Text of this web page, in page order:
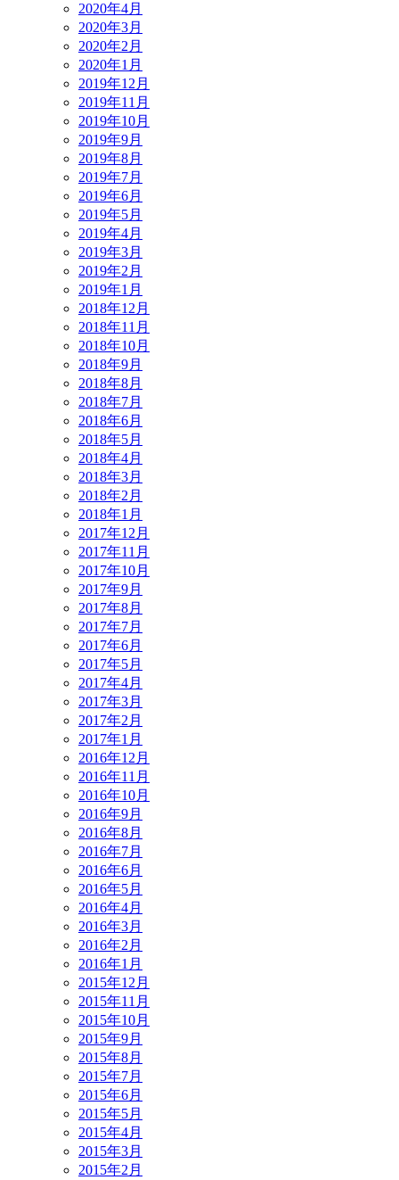
2020年4月
2020年3月
2020年2月
2020年1月
2019年12月
2019年11月
2019年10月
2019年9月
2019年8月
2019年7月
2019年6月
2019年5月
2019年4月
2019年3月
2019年2月
2019年1月
2018年12月
2018年11月
2018年10月
2018年9月
2018年8月
2018年7月
2018年6月
2018年5月
2018年4月
2018年3月
2018年2月
2018年1月
2017年12月
2017年11月
2017年10月
2017年9月
2017年8月
2017年7月
2017年6月
2017年5月
2017年4月
2017年3月
2017年2月
2017年1月
2016年12月
2016年11月
2016年10月
2016年9月
2016年8月
2016年7月
2016年6月
2016年5月
2016年4月
2016年3月
2016年2月
2016年1月
2015年12月
2015年11月
2015年10月
2015年9月
2015年8月
2015年7月
2015年6月
2015年5月
2015年4月
2015年3月
2015年2月